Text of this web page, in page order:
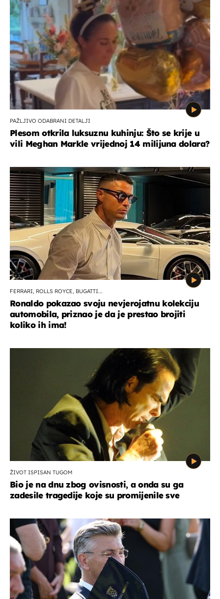
PAŽLJIVO ODABRANI DETALJI
Plesom otkrila luksuznu kuhinju: Što se krije u
vili Meghan Markle vrijednoj 14 milijuna dolara?
FERRARI, ROLLS ROYCE, BUGATTI...
Ronaldo pokazao svoju nevjerojatnu kolekciju
automobila, priznao je da je prestao brojiti
koliko ih ima!
ŽIVOT ISPISAN TUGOM
Bio je na dnu zbog ovisnosti, a onda su ga
zadesile tragedije koje su promijenile sve